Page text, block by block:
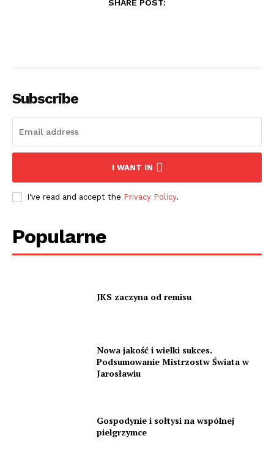
SHARE POST:
Subscribe
I WANT IN
I've read and accept the Privacy Policy.
Popularne
JKS zaczyna od remisu
Nowa jakość i wielki sukces.
Podsumowanie Mistrzostw Świata w
Jarosławiu
Gospodynie i sołtysi na wspólnej
pielgrzymce